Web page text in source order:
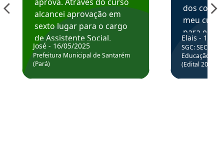
alcancei aprovação em
sexto lugar para o cargo
de Assistente Social.
Hoje estou atuando na
Prefeitura de Santarém.
José - 16/05/2025
Prefeitura Municipal de Santarém
(Pará)
dos
meu
para
colocar
através
de
Elais - 15/
SGC: SEC BA
Educação
(Edital